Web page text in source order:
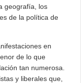
geografía, los
de la política de
en
de lo que
tan numerosa.
y liberales que,